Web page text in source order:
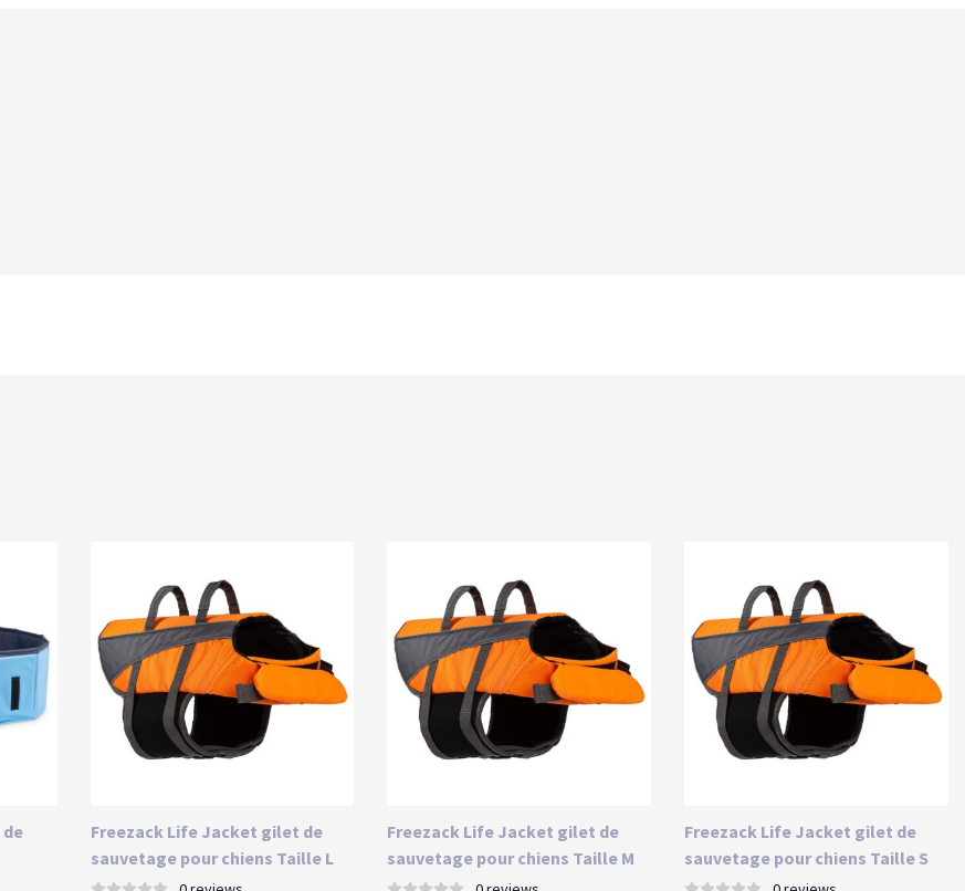
Freezack Life Jacket gilet de
sauvetage pour chiens Taille L
Freezack Life Jacket gilet de
sauvetage pour chiens Taille M
Freezack Life Jacket gilet de
sauvetage pour chiens Taille S